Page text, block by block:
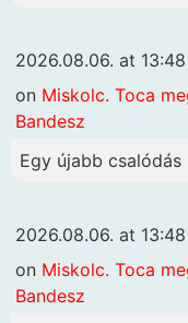
2026.08.06. at 13:48
on Miskolc. Toca
Bandesz
Egy újabb csalódás
2026.08.06. at 13:48
on Miskolc. Toca
Bandesz